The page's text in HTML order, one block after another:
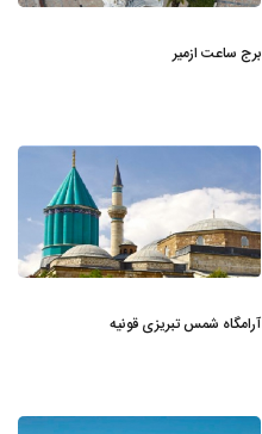
برج ساعت ازمیر
آرامگاه شمس تبریزی قونیه